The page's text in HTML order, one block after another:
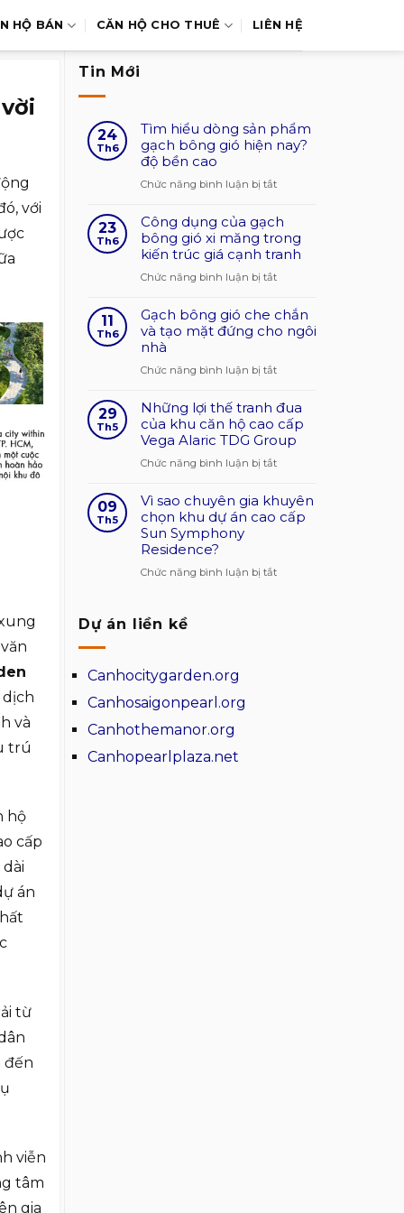
HỘ BÁN CĂN HỘ CHO THUÊ LIÊN HỆ
với
dịch
và
trú
hộ
cấp
án
từ
đến
viễn
tâm
gia
Tin Mới
24
Th6
Tìm hiểu dòng sản phẩm
gạch bông gió hiện nay?
độ bền cao
Chức năng bình luận bị tắtở
hiểu
dòng
sản
phẩm
bông
gió
cao
23
Th6
Công dụng của gạch
bông gió xi măng trong
kiến trúc giá cạnh tranh
Chức năng bình luận bị tắtở
dụng
của
bông
xi
măng
trong
cạnh
tranh
11
Th6
Gạch bông gió che chắn
và tạo mặt đứng cho ngôi
nhà
Chức năng bình luận bị tắtở
bông
gió
che
chắn
mặt
29
Th5
Những lợi thế tranh đua
của khu căn hộ cao cấp
Vega Alaric TDG Group
Chức năng bình luận bị tắtở
lợi
thế
của
09
Th5
Vì sao chuyên gia khuyên
chọn khu dự án cao cấp
Sun Symphony
Residence?
Chức năng bình luận bị tắtở
Dự án liền kề
Canhocitygarden.org
Canhosaigonpearl.org
Canhothemanor.org
Canhopearlplaza.net